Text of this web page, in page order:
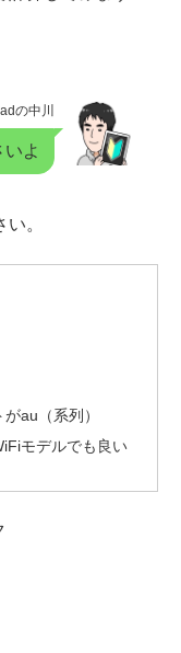
の中川
よ
。
au（系列）
モデルでも良い